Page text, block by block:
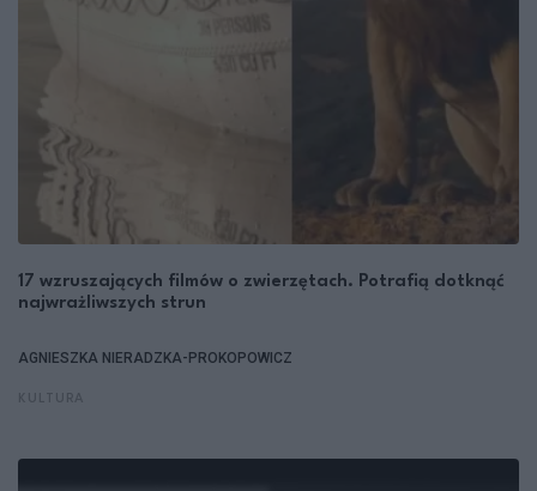
17 wzruszających filmów o zwierzętach. Potrafią dotknąć
najwrażliwszych strun
AGNIESZKA NIERADZKA-PROKOPOWICZ